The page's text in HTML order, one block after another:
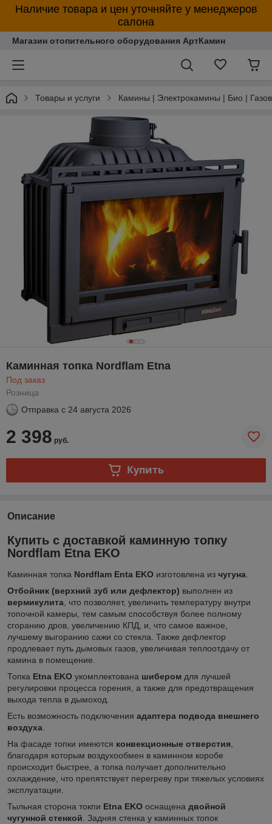
Наличие товара и цен уточняйте у менеджеров
салона
Магазин отопительного оборудования АртКамин
Товары и услуги Камины | Электрокамины | Био |
Каминная топка Nordflam Etna
Под заказ
Розница
Отправка с 24 августа 2026
2 398 руб.
Купить
Описание
Купить с доставкой каминную топку
Nordflam Etna EKO
Каминная топка Nordflam Enta EKO изготовлена из чугуна.
Отбойник (верхний зуб или дефлектор) выполнен из
вермикулита, что позволяет, увеличить температуру внутри
топочной камеры, тем самым способствуя более полному
сгоранию дров, увеличению КПД, и, что самое важное,
лучшему выгоранию сажи со стекла. Также дефлектор
продлевает путь дымовых газов, увеличивая теплоотдачу от
камина в помещение.
Топка Etna EKO укомплектована шибером для лучшей
регулировки процесса горения, а также для предотвращения
выхода тепла в дымоход.
Есть возможность подключения адаптера подвода внешнего
воздуха.
На фасаде топки имеются конвекционные отверстия,
благодаря которым воздухообмен в каминном коробе
происходит быстрее, а топка получает дополнительно
охлаждение, что препятствует перегреву при тяжелых условиях
эксплуатации.
Тыльная сторона токпи Etna EKO оснащена двойной
чугунной стенкой. Задняя стенка у каминных топок